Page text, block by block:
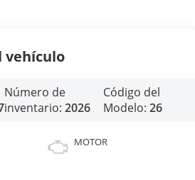
vehículo
Número de
inventario: 2026
Código del
Modelo:26
MOTOR